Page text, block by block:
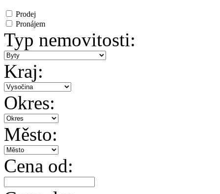
Prodej
Pronájem
Typ nemovitosti:
Kraj:
Okres:
Město:
Cena od: